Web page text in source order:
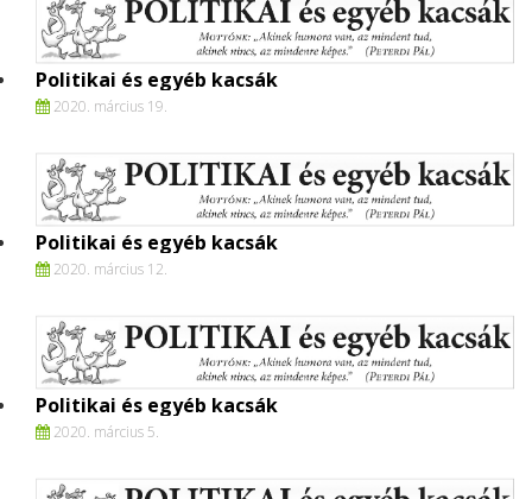
Politikai és egyéb kacsák
2020. március 19.
Politikai és egyéb kacsák
2020. március 12.
Politikai és egyéb kacsák
2020. március 5.